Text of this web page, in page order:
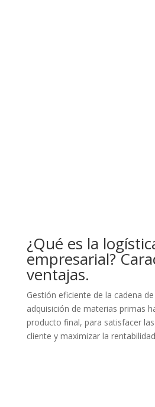
¿Qué es la
empresarial?
ventajas.
Gestión eficiente de la cadena
adquisición de materias primas
producto final, para satisfacer
cliente y maximizar la